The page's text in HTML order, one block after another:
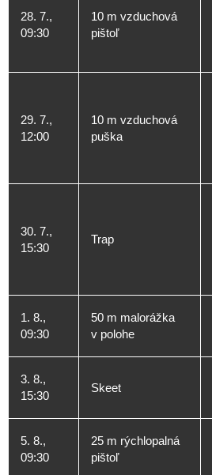
28. 7.,
09:30
10 m vzduchová
pištoľ
29. 7.,
12:00
10 m vzduchová
puška
30. 7.,
15:30
Trap
1. 8.,
09:30
50 m malorážka
v polohe
3. 8.,
15:30
Skeet
5. 8.,
09:30
25 m rýchlopalná
pištoľ